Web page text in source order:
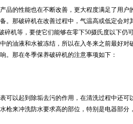
品的性能也在不断改善，更大程度满足了用
。那破碎机在改善过程中，气温高或低定会对
碎机等，要使它们能够在零下50摄氏度以下仍
的油液和水被冻结，所以在入冬来之前最好对
。那在冬季保养破碎机的注意事项如下：
以起到除垢去污的作用，在清洗过程中还可
枪来冲洗防水要求高的部位，特别是电器部分